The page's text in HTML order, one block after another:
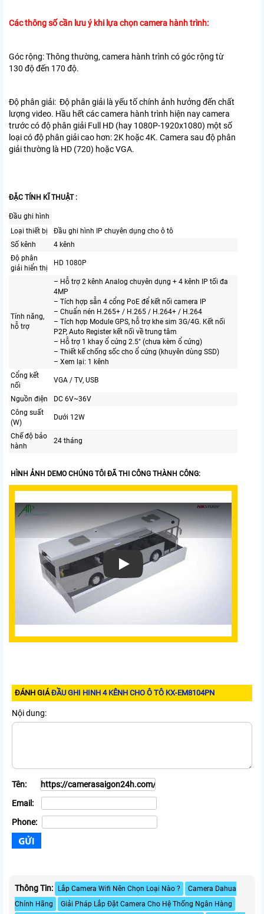
Các thông số cần lưu ý khi lựa chọn camera hành trình:
Góc rộng: Thông thường, camera hành trình có góc rộng từ
130 độ đến 170 độ.
Độ phân giải: Độ phân giải là yếu tố chính ảnh hưởng đến chất
lượng video. Hầu hết các camera hành trình hiện nay camera
trước có độ phân giải Full HD (hay 1080P-1920x1080) một số
loại có độ phân giải cao hơn: 2K hoặc 4K. Camera sau độ phân
giải thường là HD (720) hoặc VGA.
ĐẶC TÍNH KĨ THUẬT :
Đầu ghi hình
Loại thiết bị
Đầu ghi hình IP chuyên dụng cho ô tô
Số kênh
4 kênh
Độ phân
giải hiển thị
HD 1080P
Tính năng,
hỗ trợ
– Hỗ trợ 2 kênh Analog chuyên dụng + 4 kênh IP tối đa
4MP
– Tích hợp sẵn 4 cổng PoE để kết nối camera IP
– Chuẩn nén H.265+ / H.265 / H.264+ / H.264
– Tích hợp Module GPS, hỗ trợ khe sim 3G/4G. Kết nối
P2P, Auto Register kết nối về trung tâm
– Hỗ trợ 1 khay ổ cứng 2.5″ (chưa kèm ổ cứng)
– Thiết kế chống sốc cho ổ cứng (khuyên dùng SSD)
– Xem lại: 1 kênh
Cổng kết
nối
VGA / TV, USB
Nguồn điện
DC 6V~36V
Công suất
(W)
Dưới 12W
Chế độ bảo
hành
24 tháng
HÌNH ẢNH DEMO CHÚNG TÔI ĐÃ THI CÔNG THÀNH CÔNG:
Xem video Đầu Ghi Hinh 4 Kênh Cho Ô Tô
ĐÁNH GIÁĐẦU GHI HINH 4 KÊNH CHO Ô TÔ KX-EM8104PN
Nội dung:
Tên:
Email:
Phone:
Thông Tin: Lắp Camera Wifi Nên Chọn Loại Nào ?
Camera Dahua
Chính Hãng
Giải Pháp Lắp Đặt Camera Cho Hệ Thống Ngân Hàng